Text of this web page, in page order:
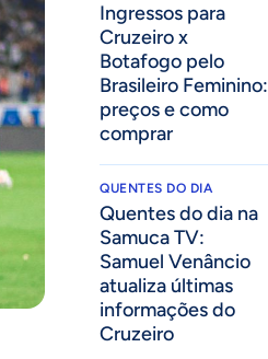
Ingressos para
Cruzeiro x
Botafogo pelo
Brasileiro Feminino:
preços e como
comprar
QUENTES DO DIA
Quentes do dia na
Samuca TV:
Samuel Venâncio
atualiza últimas
informações do
Cruzeiro